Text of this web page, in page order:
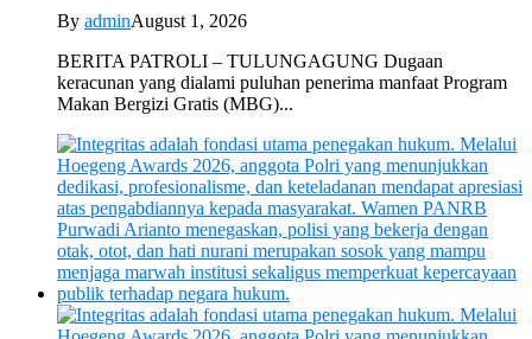
By adminAugust 1, 2026
BERITA PATROLI – TULUNGAGUNG Dugaan
keracunan yang dialami puluhan penerima manfaat Program
Makan Bergizi Gratis (MBG)...